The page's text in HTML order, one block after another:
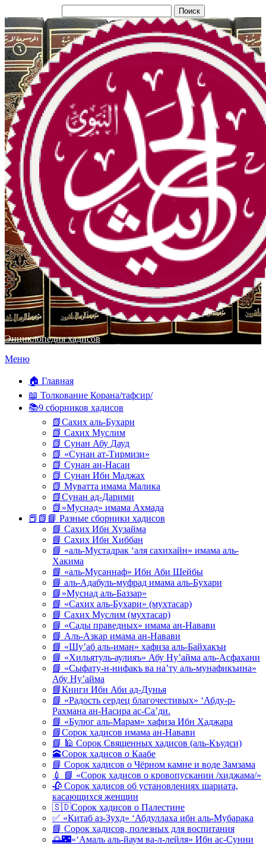
Энциклопедия хадисов
Перейти
содержимому
Меню
🏠 Главная
📖 Толкование Корана/тафсир/
📚9 сборников хадисов
📗Сахих аль-Бухари
📗 Сахих Муслим
📗 Сунан Абу Дауд
📗 «Сунан ат-Тирмизи»
📗 Сунан ан-Насаи
📗 Сунан Ибн Маджах
📗 Муватта имама Малика
📗Сунан ад-Дарими
📗»Муснад» имама Ахмада
📕📗📘 Разные сборники хадисов
📘 Сахих Ибн Хузайма
📘 Сахих Ибн Хиббан
📘 «аль-Мустадрак ‘аля сахихайн» имама аль-
Хакима
📘 «аль-Мусаннаф» Ибн Аби Шейбы
📘 аль-Адабуль-муфрад имама аль-Бухари
📘»Муснад аль-Баззар»
📘 «Сахих аль-Бухари» (мухтасар)
📘 Сахих Муслим (мухтасар)
📘 «Сады праведных» имама ан-Навави
📘 Аль-Азкар имама ан-Навави
📘 «Шу’аб аль-иман» хафиза аль-Байхакъи
📘 «Хильятуль-аулияъ» Абу Ну’айма аль-Асфахани
📘 «Сыфату-н-нифакъ ва на’ту аль-мунафикъина»
Абу Ну’айма
📘Книги Ибн Аби ад-Дунья
📘 «Радость сердец благочестивых» ‘Абду-р-
Рахмана ан-Насира ас-Са’ди.
📘 «Булюг аль-Марам» хафиза Ибн Хаджара
📘Сорок хадисов имама ан-Навави
📘 🕌 Сорок Священных хадисов (аль-Къудси)
🕋Сорок хадисов о Каабе
📘 Сорок хадисов о Чёрном камне и воде Замзама
💉 📘 «Сорок хадисов о кровопускании /хиджама/»
🥀 Сорок хадисов об установлениях шариата,
касающихся женщин
🇸🇩Сорок хадисов о Палестине
✅ «Китаб аз-Зухд» ‘Абдуллаха ибн аль-Мубарака
📘 Сорок хадисов, полезных для воспитания
🌅🌃«‘Амаль аль-йаум ва-л-лейля» Ибн ас-Сунни